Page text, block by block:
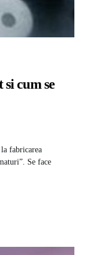
cum se
fabricarea
Se face